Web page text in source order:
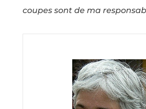
coupes sont de ma